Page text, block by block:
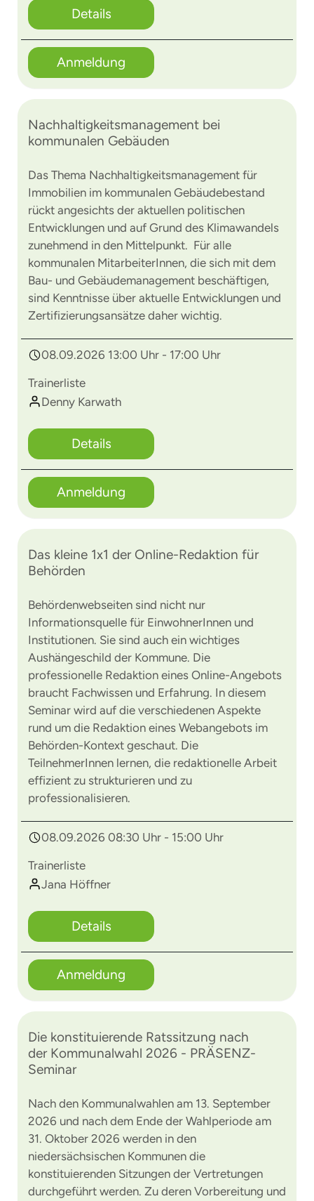
Details
Anmeldung
Nachhaltigkeitsmanagement bei
kommunalen Gebäuden
Das Thema Nachhaltigkeitsmanagement für
Immobilien im kommunalen Gebäudebestand
rückt angesichts der aktuellen politischen
Entwicklungen und auf Grund des Klimawandels
zunehmend in den Mittelpunkt. Für alle
kommunalen MitarbeiterInnen, die sich mit dem
Bau- und Gebäudemanagement beschäftigen,
sind Kenntnisse über aktuelle Entwicklungen und
Zertifizierungsansätze daher wichtig.
08.09.2026 13:00 Uhr - 17:00 Uhr
Trainerliste
Denny Karwath
Details
Anmeldung
Das kleine 1x1 der Online-Redaktion für
Behörden
Behördenwebseiten sind nicht nur
Informationsquelle für EinwohnerInnen und
Institutionen. Sie sind auch ein wichtiges
Aushängeschild der Kommune. Die
professionelle Redaktion eines Online-Angebots
braucht Fachwissen und Erfahrung. In diesem
Seminar wird auf die verschiedenen Aspekte
rund um die Redaktion eines Webangebots im
Behörden-Kontext geschaut. Die
TeilnehmerInnen lernen, die redaktionelle Arbeit
effizient zu strukturieren und zu
professionalisieren.
08.09.2026 08:30 Uhr - 15:00 Uhr
Trainerliste
Jana Höffner
Details
Anmeldung
Die konstituierende Ratssitzung nach
der Kommunalwahl 2026 - PRÄSENZ-
Seminar
Nach den Kommunalwahlen am 13. September
2026 und nach dem Ende der Wahlperiode am
31. Oktober 2026 werden in den
niedersächsischen Kommunen die
konstituierenden Sitzungen der Vertretungen
durchgeführt werden. Zu deren Vorbereitung und